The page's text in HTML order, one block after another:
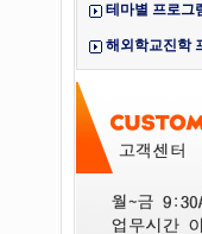
테마별 프로그
해외학교진학